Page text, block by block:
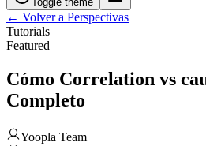
← Volver a Perspectivas
Tutorials
Featured
Cómo Correlation vs
Completo
Yoopla Team